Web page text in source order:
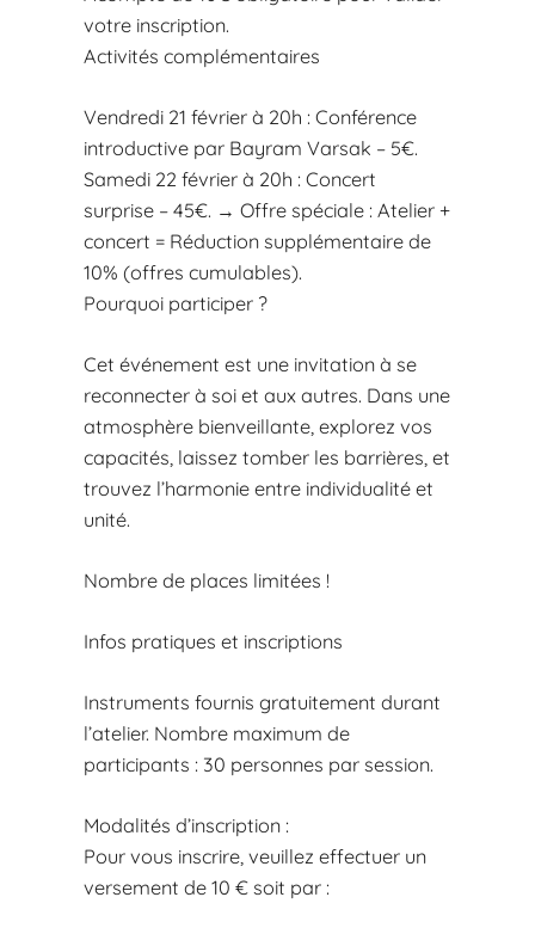
votre inscription.
Activités complémentaires
Vendredi 21 février à 20h : Conférence
introductive par Bayram Varsak – 5€.
Samedi 22 février à 20h : Concert
surprise – 45€. → Offre spéciale : Atelier +
concert = Réduction supplémentaire de
10% (offres cumulables).
Pourquoi participer ?
Cet événement est une invitation à se
reconnecter à soi et aux autres. Dans une
atmosphère bienveillante, explorez vos
capacités, laissez tomber les barrières, et
trouvez l’harmonie entre individualité et
unité.
Nombre de places limitées !
Infos pratiques et inscriptions
Instruments fournis gratuitement durant
l’atelier. Nombre maximum de
participants : 30 personnes par session.
Modalités d’inscription :
Pour vous inscrire, veuillez effectuer un
versement de 10 € soit par :